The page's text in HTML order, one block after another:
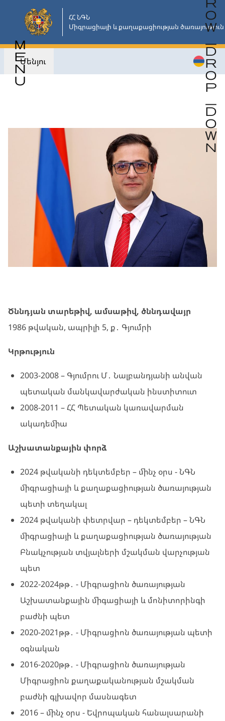
հիմնական
բովանդակությանը
ՀՀ ՆԳՆ
Միգրացիայի և քաղաքացիության ծառայություն
Մենյու
Ծննդյան տարեթիվ, ամսաթիվ, ծննդավայր
1986 թվական, ապրիլի 5, ք․ Գյումրի
Կրթություն
2003-2008 – Գյումրու Մ․ Նալբանդյանի անվան
պետական մանկավարժական ինստիտուտ
2008-2011 – ՀՀ Պետական կառավարման
ակադեմիա
Աշխատանքային փորձ
2024 թվականի դեկտեմբեր – մինչ օրս - ՆԳՆ
միգրացիայի և քաղաքացիության ծառայության
պետի տեղակալ
2024 թվականի փետրվար – դեկտեմբեր – ՆԳՆ
միգրացիայի և քաղաքացիության ծառայության
Բնակչության տվյալների մշակման վարչության
պետ
2022-2024թթ․ - Միգրացիոն ծառայության
Աշխատանքային միգացիայի և մոնիտորինգի
բաժնի պետ
2020-2021թթ․ - Միգրացիոն ծառայության պետի
օգնական
2016-2020թթ․ - Միգրացիոն ծառայության
Միգրացիոն քաղաքականության մշակման
բաժնի գլխավոր մասնագետ
2016 – մինչ օրս - Եվրոպական հանալսարանի